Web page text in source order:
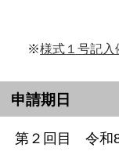
※様式１号記
申請期日
第２回目 令和